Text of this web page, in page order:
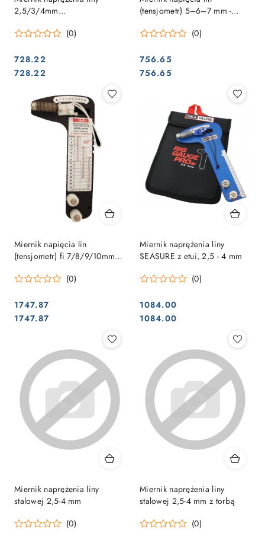
2,5/3/4mm
(0)
Cena:
728.22
Cena:
728.22
(tensjometr) 5–6–7 mm -
(0)
Cena:
756.65
Cena:
756.65
Miernik napięcia lin
(tensjometr) fi 7/8/9/10mm
(0)
Cena:
1747.87
Cena:
1747.87
Miernik naprężenia liny
SEASURE z etui, 2,5 - 4 mm
(0)
Cena:
1084.00
Cena:
1084.00
Miernik naprężenia liny
stalowej 2,5-4 mm
(0)
Miernik naprężenia liny
stalowej 2,5-4 mm z torbą
(0)